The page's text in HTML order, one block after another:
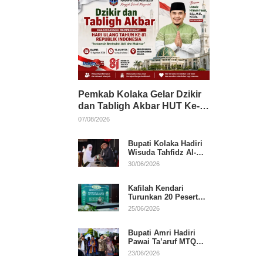
Pemkab Kolaka Gelar Dzikir
dan Tabligh Akbar HUT Ke-
81 RI, Hadirkan Dai Nasional
07/08/2026
Bupati Kolaka Hadiri
Wisuda Tahfidz Al-
Qur’an, Komitmen
30/06/2026
Kafilah Kendari
Turunkan 20 Peserta
pada Hari Pertama
25/06/2026
Bupati Amri Hadiri
Pawai Ta’aruf MTQ
XXXI Sultra, Beri
23/06/2026